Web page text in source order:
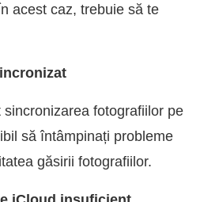
acest caz, trebuie să te
fotografiilor pe
să întâmpinați probleme
găsirii fotografiilor.